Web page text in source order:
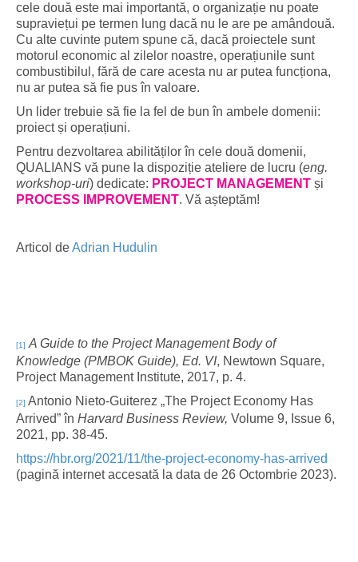
cele două este mai importantă, o organizație nu poate
supraviețui pe termen lung dacă nu le are pe amândouă.
Cu alte cuvinte putem spune că, dacă proiectele sunt
motorul economic al zilelor noastre, operațiunile sunt
combustibilul, fără de care acesta nu ar putea funcționa,
nu ar putea să fie pus în valoare.
Un lider trebuie să fie la fel de bun în ambele domenii:
proiect și operațiuni.
Pentru dezvoltarea abilităților în cele două domenii,
QUALIANS vă pune la dispoziție ateliere de lucru (eng.
workshop-uri) dedicate: PROJECT MANAGEMENT și
PROCESS IMPROVEMENT. Vă așteptăm!
Articol deAdrian Hudulin
[1] A Guide to the Project Management Body of
Knowledge (PMBOK Guide), Ed. VI, Newtown Square,
Project Management Institute, 2017, p. 4.
[2] Antonio Nieto-Guiterez „The Project Economy Has
Arrived” în Harvard Business Review, Volume 9, Issue 6,
2021, pp. 38-45.
https://hbr.org/2021/11/the-project-economy-has-arrived
(pagină internet accesată la data de 26 Octombrie 2023).